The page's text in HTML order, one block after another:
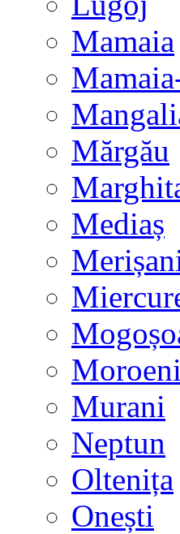
Mamaia
Mărgău
Mediaș
Moroeni
Murani
Neptun
Oltenița
Onești